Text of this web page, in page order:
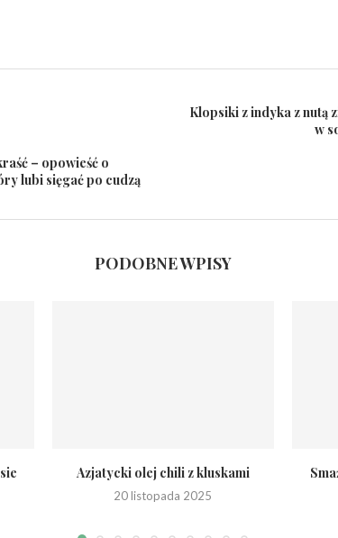
– opowieść o
lubi sięgać po cudzą
Klopsiki z indyka z nutą
w
PODOBNE WPISY
Azjatycki olej chili z kluskami
20 listopada 2025